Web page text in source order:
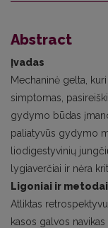
Abstract
Įvadas
Mechaninė gelta,
simptomas,
gydymo būdas
paliatyvūs gydymo
liodigestyvinių
lygiaverčiai ir nėra
Ligoniai ir metodai
Atliktas
kasos galvos